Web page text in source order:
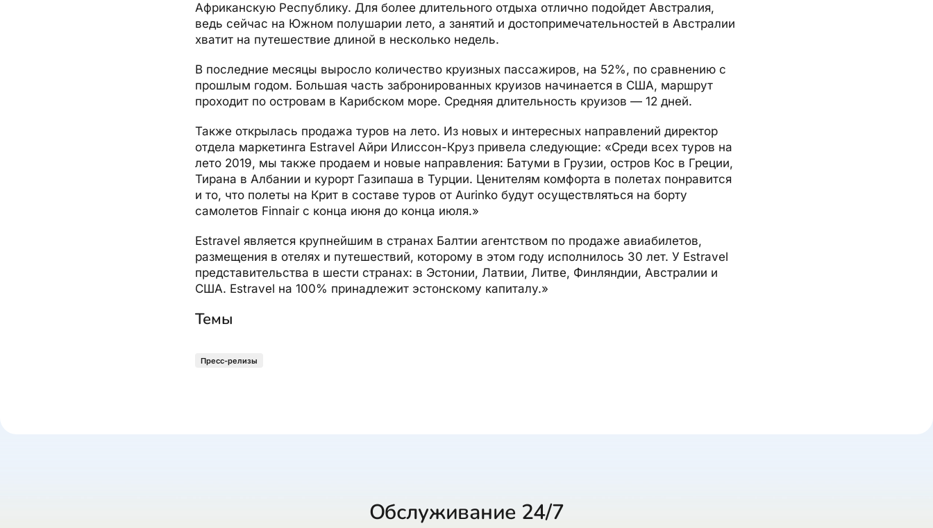
Африканскую Республику. Для более длительного отдыха отлично подойдет Австралия,
ведь сейчас на Южном полушарии лето, а занятий и достопримечательностей в Австралии
хватит на путешествие длиной в несколько недель.
В последние месяцы выросло количество круизных пассажиров, на 52%, по сравнению с
прошлым годом. Большая часть забронированных круизов начинается в США, маршрут
проходит по островам в Карибском море. Средняя длительность круизов — 12 дней.
Также открылась продажа туров на лето. Из новых и интересных направлений директор
отдела маркетинга Estravel Айри Илиссон-Круз привела следующие: «Среди всех туров на
лето 2019, мы также продаем и новые направления: Батуми в Грузии, остров Кос в Греции,
Тирана в Албании и курорт Газипаша в Турции. Ценителям комфорта в полетах понравится
и то, что полеты на Крит в составе туров от Aurinko будут осуществляться на борту
самолетов Finnair с конца июня до конца июля.»
Estravel является крупнейшим в странах Балтии агентством по продаже авиабилетов,
размещения в отелях и путешествий, которому в этом году исполнилось 30 лет. У Estravel
представительства в шести странах: в Эстонии, Латвии, Литве, Финляндии, Австралии и
США. Estravel на 100% принадлежит эстонскому капиталу.»
Темы
Пресс-релизы
Обслуживание 24/7